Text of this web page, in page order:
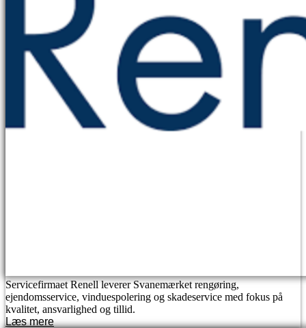
Servicefirmaet Renell leverer Svanemærket rengøring,
ejendomsservice, vinduespolering og skadeservice med fokus på
kvalitet, ansvarlighed og tillid.
Læs mere